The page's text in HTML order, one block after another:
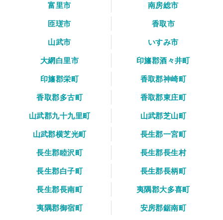
富里市
南房総市
匝瑳市
香取市
山武市
いすみ市
大網白里市
印旛郡酒々井町
印旛郡栄町
香取郡神崎町
香取郡多古町
香取郡東庄町
山武郡九十九里町
山武郡芝山町
山武郡横芝光町
長生郡一宮町
長生郡睦沢町
長生郡長生村
長生郡白子町
長生郡長柄町
長生郡長南町
夷隅郡大多喜町
夷隅郡御宿町
安房郡鋸南町